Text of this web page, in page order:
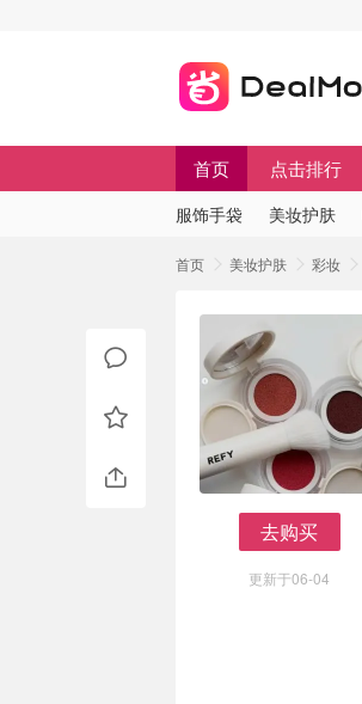
首页 点击排行
服饰手袋 美妆护肤
首页 美妆护肤 彩妆
去购买
更新于06-04